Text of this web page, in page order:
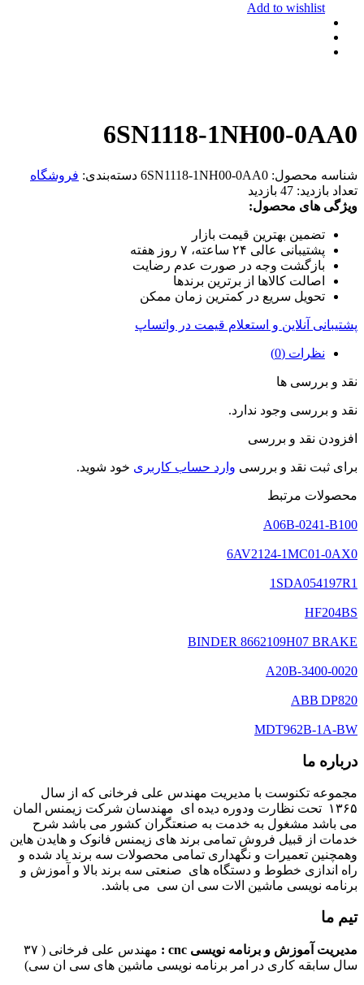
Add to wishlist
6SN1118-1NH00-0AA0
شناسه محصول: 6SN1118-1NH00-0AA0 دسته‌بندی: فروشگاه
تعداد بازدید: 47 بازدید
ویژگی های محصول:
تضمین بهترین قیمت بازار
پشتیبانی عالی ۲۴ ساعته، ۷ روز هفته
بازگشت وجه در صورت عدم رضایت
اصالت کالاها از برترین برندها
تحویل سریع در کمترین زمان ممکن
پشتیبانی آنلاین و استعلام قیمت در واتساپ
نظرات (0)
نقد و بررسی ها
نقد و بررسی وجود ندارد.
افزودن نقد و بررسی
برای ثبت نقد و بررسی وارد حساب کاربری خود شوید.
محصولات مرتبط
A06B-0241-B100
6AV2124-1MC01-0AX0
1SDA054197R1
HF204BS
BINDER 8662109H07 BRAKE
A20B-3400-0020
ABB DP820
MDT962B-1A-BW
درباره ما
مجموعه تکنوست با مدیریت مهندس علی فرخانی که از سال
۱۳۶۵ تحت نظارت ودوره دیده ای مهندسان شرکت زیمنس المان
می باشد مشغول به خدمت به صنعتگران کشور می باشد شرح
خدمات از قبیل فروش تمامی برند های زیمنس فانوک و هایدن هاین
وهمچنین تعمیرات و نگهداری تمامی محصولات سه برند یاد شده و
راه اندازی خطوط و دستگاه های صنعتی سه برند بالا و آموزش و
برنامه نویسی ماشین الات سی ان سی می باشد.
تیم ما
مدیریت آموزش و برنامه نویسی cnc :
مهندس علی فرخانی ( ۳۷
سال سابقه کاری در امر برنامه نویسی ماشین های سی ان سی)